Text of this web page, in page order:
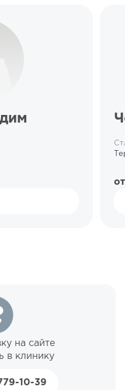
на сайте
в клинику
10-39